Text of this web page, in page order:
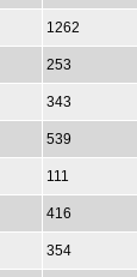
1262
253
343
539
111
416
354